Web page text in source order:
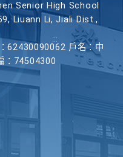
Senior High School
Liuann Li, Jiali Dist.,
62430090062 戶名：中
：74504300